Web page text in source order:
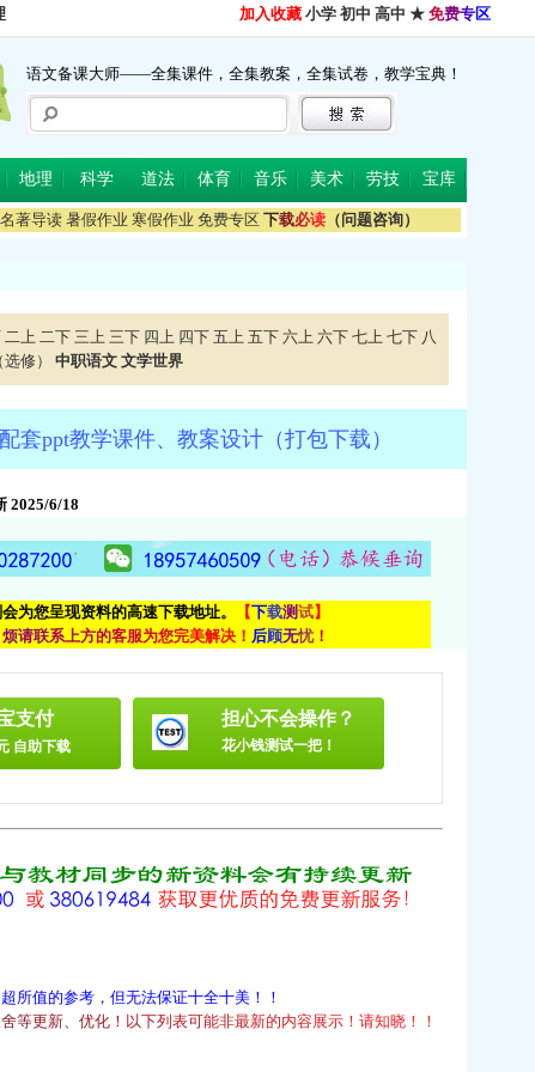
加入收藏 小学 初中 高中 ★ 免费专区
语文备课大师——全集课件，全集教案，全集试卷，教学宝典！
地理 科学 道法 体育 音乐 美术 劳技 宝库
名著导读 暑假作业 寒假作业 免费专区 下载必读 （问题咨询）
二上 二下 三上 三下 四上 四下 五上 五下 六上 六下 七上 七下 八
选修） 中职语文 文学世界
套ppt教学课件、教案设计（打包下载）
2025/6/18
为您呈现资料的高速下载地址。 【下载测试】
烦请联系上方的客服为您完美解决 ！ 后顾无忧！
支付
自助下载
担心不会操作？
花小钱测试一把！
所值的参考，但无法保证十全十美！！
舍等更新、 优化 ！ 以下列 表可能非最新的内容展示 ！ 请知晓 ！ ！